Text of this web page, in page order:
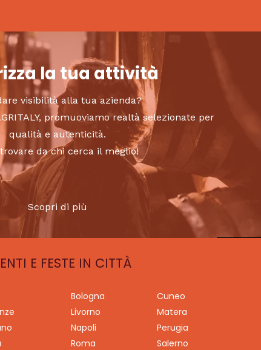
la tua attività
visibilità alla tua azienda?
promuoviamo realtà selezionate per
qualità e autenticità.
da chi cerca il meglio!
Scopri di più
E FESTE IN CITTÀ
Bologna
Cuneo
Livorno
Matera
Napoli
Perugia
Roma
Salerno